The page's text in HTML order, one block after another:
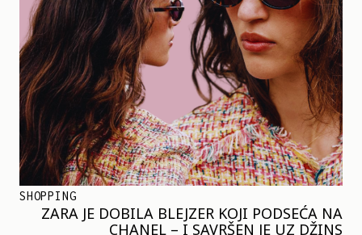
SHOPPING
ZARA JE DOBILA BLEJZER KOJI PODSEĆA NA
CHANEL – I SAVRŠEN JE UZ DŽINS